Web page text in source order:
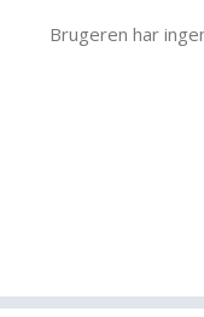
Brugeren har